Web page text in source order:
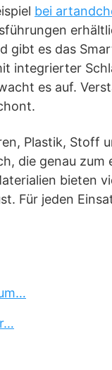
bei
gibt es das
integrierter
es auf.
Plastik, Stoff
die genau zum
bieten
Für jeden